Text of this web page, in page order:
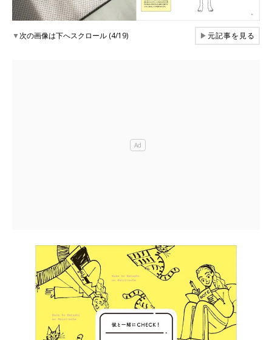
▼次の画像は下へスクロール (4/19) ▶元記事を見る